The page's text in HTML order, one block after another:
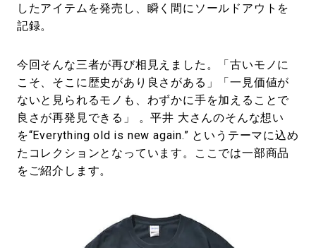
したアイテムを発売し、瞬く間にソールドアウトを
記録。
今回そんな三者が再び相見えました。「古いモノに
こそ、そこに歴史があり良さがある」「一見価値が
ないと見られるモノも、わずかに手を加えることで
良さが再発見できる」 。平井 大さんのそんな想い
を“Everything old is new again.” というテーマに込め
たコレクションとなっています。ここでは一部商品
をご紹介します。